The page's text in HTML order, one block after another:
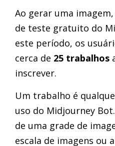
Ao gerar uma
de teste gratuito do
este período, os
cerca de 25 trabalhos
inscrever.
Um trabalho é
uso do Midjourney
de uma grade de
escala de imagens ou